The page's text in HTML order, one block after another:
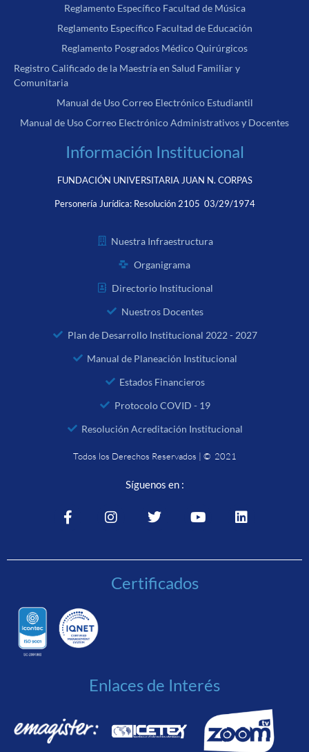
Reglamento Específico Facultad de Música
Reglamento Específico Facultad de Educación
Reglamento Posgrados Médico Quirúrgicos
Registro Calificado de la Maestría en Salud Familiar y
Comunitaria
Manual de Uso Correo Electrónico Estudiantil
Manual de Uso Correo Electrónico Administrativos y Docentes
Información Institucional
FUNDACIÓN UNIVERSITARIA JUAN N. CORPAS
Personería Jurídica: Resolución 2105 03/29/1974
Nuestra Infraestructura
Organigrama
Directorio Institucional
Nuestros Docentes
Plan de Desarrollo Institucional 2022 - 2027
Manual de Planeación Institucional
Estados Financieros
Protocolo COVID - 19
Resolución Acreditación Institucional
Todos los Derechos Reservados | © 2021
Síguenos en :
Certificados
Enlaces de Interés